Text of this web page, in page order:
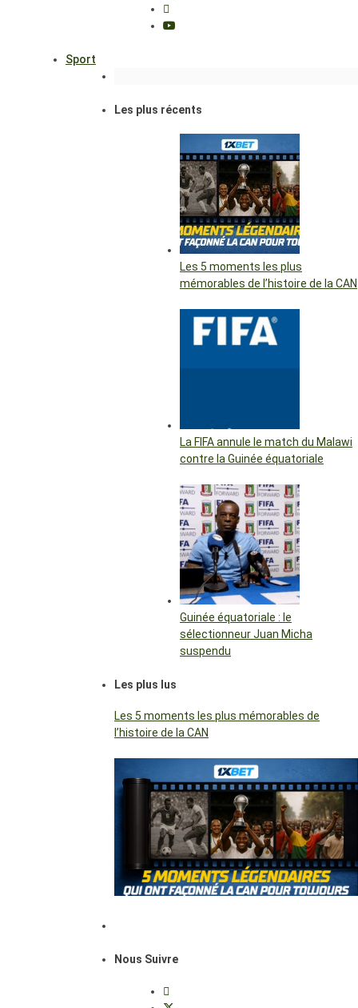
Sport
Les plus récents
Les 5 moments les plus
mémorables de l’histoire de la CAN
La FIFA annule le match du Malawi
contre la Guinée équatoriale
Guinée équatoriale : le
sélectionneur Juan Micha
suspendu
Les plus lus
Les 5 moments les plus mémorables de
l’histoire de la CAN
Nous Suivre